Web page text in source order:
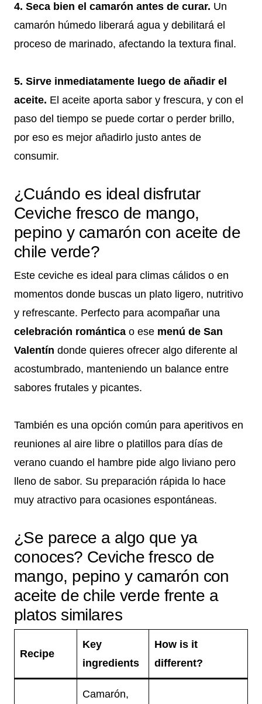
4. Seca bien el camarón antes de curar. Un
camarón húmedo liberará agua y debilitará el
proceso de marinado, afectando la textura final.
5. Sirve inmediatamente luego de añadir el
aceite. El aceite aporta sabor y frescura, y con el
paso del tiempo se puede cortar o perder brillo,
por eso es mejor añadirlo justo antes de
consumir.
¿Cuándo es ideal disfrutar
Ceviche fresco de mango,
pepino y camarón con aceite de
chile verde?
Este ceviche es ideal para climas cálidos o en
momentos donde buscas un plato ligero, nutritivo
y refrescante. Perfecto para acompañar una
celebración romántica o ese menú de San
Valentín donde quieres ofrecer algo diferente al
acostumbrado, manteniendo un balance entre
sabores frutales y picantes.
También es una opción común para aperitivos en
reuniones al aire libre o platillos para días de
verano cuando el hambre pide algo liviano pero
lleno de sabor. Su preparación rápida lo hace
muy atractivo para ocasiones espontáneas.
¿Se parece a algo que ya
conoces? Ceviche fresco de
mango, pepino y camarón con
aceite de chile verde frente a
platos similares
Recipe
Key
ingredients
How is it
different?
Camarón,